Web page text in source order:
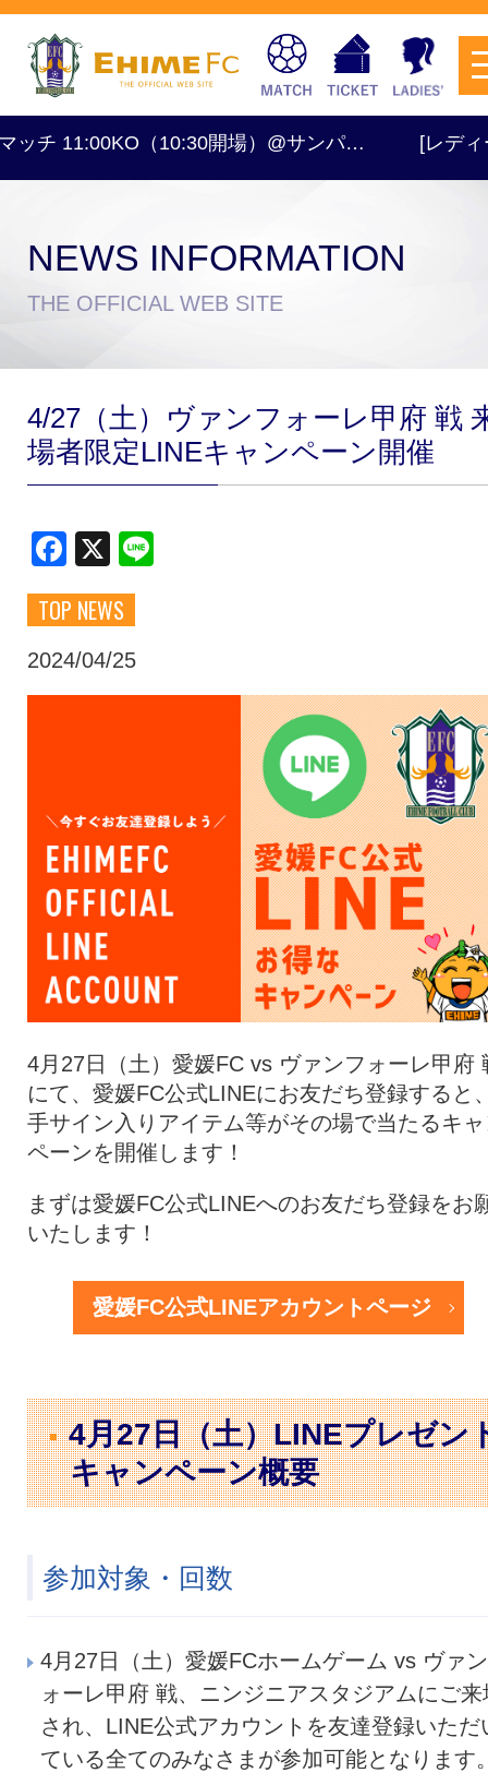
試合日程・結果 アクセス
スクール
ファンクラブ 試合を観戦
チケットを購入
アカデミー
スポンサー グッズ
特設ページ
（10:30開場）@サンパ… [レディース] OFF
NEWS INFORMATION
THE OFFICIAL WEB SITE
4/27（土）ヴァンフォーレ甲府 戦
場者限定LINEキャンペーン開催
Facebook
X
TOP NEWS
2024/04/25
4月27日（土）愛媛FC vs ヴァンフォーレ甲府
にて、愛媛FC公式LINEにお友だち登録すると
手サイン入りアイテム等がその場で当たるキ
ペーンを開催します！
まずは愛媛FC公式LINEへのお友だち登録をお
いたします！
愛媛FC公式LINEアカウントページ
4月27日（土）LINEプレゼン
キャンペーン概要
参加対象・回数
4月27日（土）愛媛FCホームゲーム vs ヴァ
ォーレ甲府 戦、ニンジニアスタジアムにご来
され、LINE公式アカウントを友達登録いただ
ている全てのみなさまが参加可能となります